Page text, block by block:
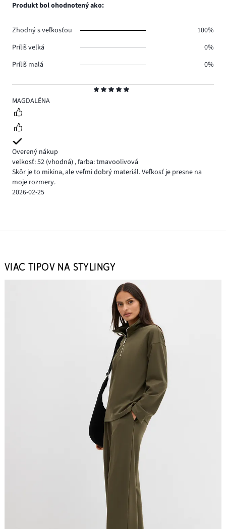
5
MAGDALÉNA
Overený nákup
veľkosť: 52 (vhodná) ,farba: tmavoolivová
Skôr je to mikina, ale veľmi dobrý materiál. Veľkosť je presne na
moje rozmery.
2026-02-25
Produkt bol ohodnotený ako:
Zhodný s veľkosťou
100%
Príliš veľká
0%
Príliš malá
0%
VIAC TIPOV NA STYLINGY